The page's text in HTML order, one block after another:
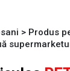
> Produs